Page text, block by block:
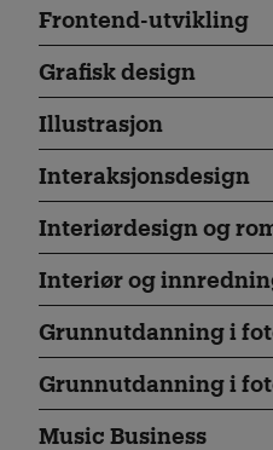
Frontend-utvikling
Grafisk design
Illustrasjon
Interaksjonsdesign
Interiørdesign og
Interiør og
Grunnutdanning i
Grunnutdanning i
Music Business